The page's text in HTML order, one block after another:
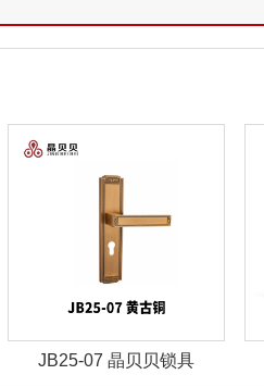
JB25-07 晶贝贝锁具